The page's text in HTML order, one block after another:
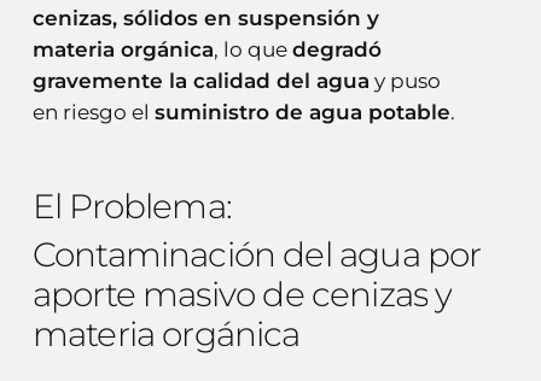
cenizas, sólidos en suspensión y
materia orgánica, lo que degradó
gravemente la calidad del agua y puso
en riesgo el suministro de agua potable.
El Problema:
Contaminación del agua por
aporte masivo de cenizasy
materia orgánica